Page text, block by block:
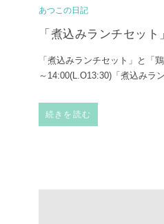
あつこの日記
「煮込みランチセット
「煮込みランチセット」と「
～14:00(L.O13:30) 「煮込みラ
続きを読む